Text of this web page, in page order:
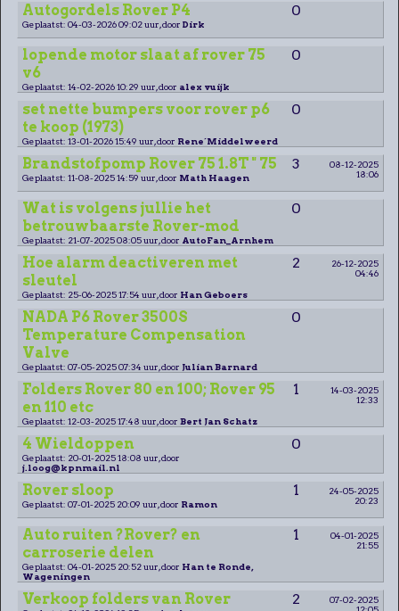
Autogordels Rover P4 0
Geplaatst: 04-03-2026 09:02 uur, door Dirk
lopende motor slaat af rover 75
v6
0
Geplaatst: 14-02-2026 10:29 uur, door alex vuijk
set nette bumpers voor rover p6
te koop (1973)
0
Geplaatst: 13-01-2026 15:49 uur, door Rene´Middelweerd
Brandstofpomp Rover 75 1.8T " 75 3
08-12-2025
18:06
Geplaatst: 11-08-2025 14:59 uur, door Math Haagen
Wat is volgens jullie het
betrouwbaarste Rover-mod
0
Geplaatst: 21-07-2025 08:05 uur, door AutoFan_Arnhem
Hoe alarm deactiveren met
sleutel
2
26-12-2025
04:46
Geplaatst: 25-06-2025 17:54 uur, door Han Geboers
NADA P6 Rover 3500S
Temperature Compensation
Valve
0
Geplaatst: 07-05-2025 07:34 uur, door Julian Barnard
Folders Rover 80 en 100; Rover 95
en 110 etc
1
14-03-2025
12:33
Geplaatst: 12-03-2025 17:48 uur, door Bert Jan Schatz
4 Wieldoppen 0
Geplaatst: 20-01-2025 18:08 uur, door
j.loog@kpnmail.nl
Rover sloop 1
24-05-2025
20:23
Geplaatst: 07-01-2025 20:09 uur, door Ramon
Auto ruiten ?Rover? en
carroserie delen
1
04-01-2025
21:55
Geplaatst: 04-01-2025 20:52 uur, door Han te Ronde,
Wageningen
Verkoop folders van Rover 2
07-02-2025
12:05